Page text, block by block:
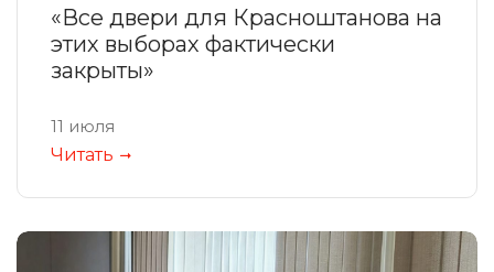
«Все двери для Красноштанова на
этих выборах фактически
закрыты»
11 июля
Читать